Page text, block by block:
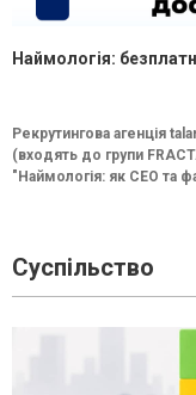
Наймологія:
Рекрутингова агенція
(входять до групи
"Наймологія: як СEO та
Суспільство